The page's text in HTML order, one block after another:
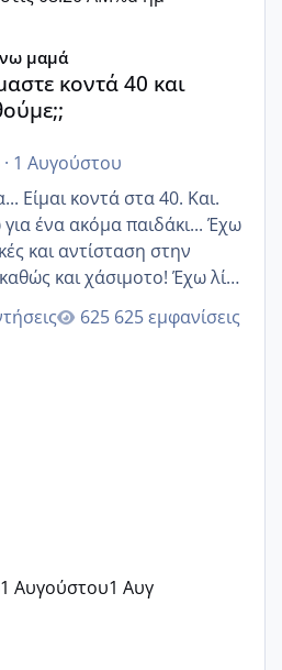
και προσπαθούμε;;
μαμά
κοντά 40 και
· 1 Αυγούστου
Είμαι κοντά στα 40. Και.
ένα ακόμα παιδάκι... Έχω
και αντίσταση στην
και χάσιμοτο! Έχω λίγα
και όσο κ αν προσπαθώ
για ακόμη
625 εμφανίσεις
1 Αυγούστου1 Αυγ